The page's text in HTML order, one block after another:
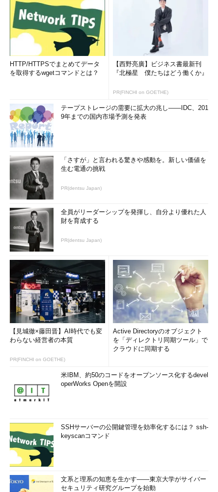
HTTP/HTTPSでまとめてデータ
を取得するwgetコマンドとは？
【西野亮廣】ビジネス書最新刊
『北極星 僕たちはどう働くか』
PR(FINCHI on GOETHE)
テープストレージの需要に拡大の兆し――IDC、201
9年までの国内市場予測を発表
「さすが」と言われる驚きや感動を。新しい価値を
生む電通の挑戦
PR(dentsu Japan)
全員がリーダーシップを発揮し、自分より優れた人
財を育成する
PR(dentsu Japan)
【見城徹×藤田晋】AI時代でも変
わらない経営者の本質
PR(FINCHI on GOETHE)
Active Directoryのオブジェクト
を「ディレクトリ同期ツール」で
クラウドに同期する
米IBM、約50のコードをオープンソース化するdevel
operWorks Openを開設
SSHサーバーの公開鍵管理を効率化するには？ ssh-
keyscanコマンド
文系と理系の知恵を生かす――東京大学がサイバー
セキュリティ研究グループを始動